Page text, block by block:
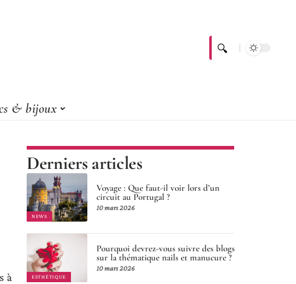
& bijoux
à
Derniers articles
NEWS
Voyage : Que faut-il voir lors d’un
circuit au Portugal ?
10 mars 2026
ESTHÉTIQUE
Pourquoi devrez-vous suivre des blogs
sur la thématique nails et manucure ?
10 mars 2026